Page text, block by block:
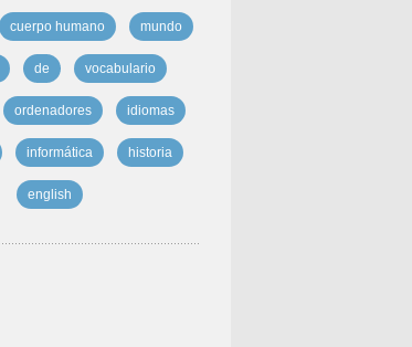
cuerpo humano mundo
de vocabulario
ordenadores idiomas
informática historia
english